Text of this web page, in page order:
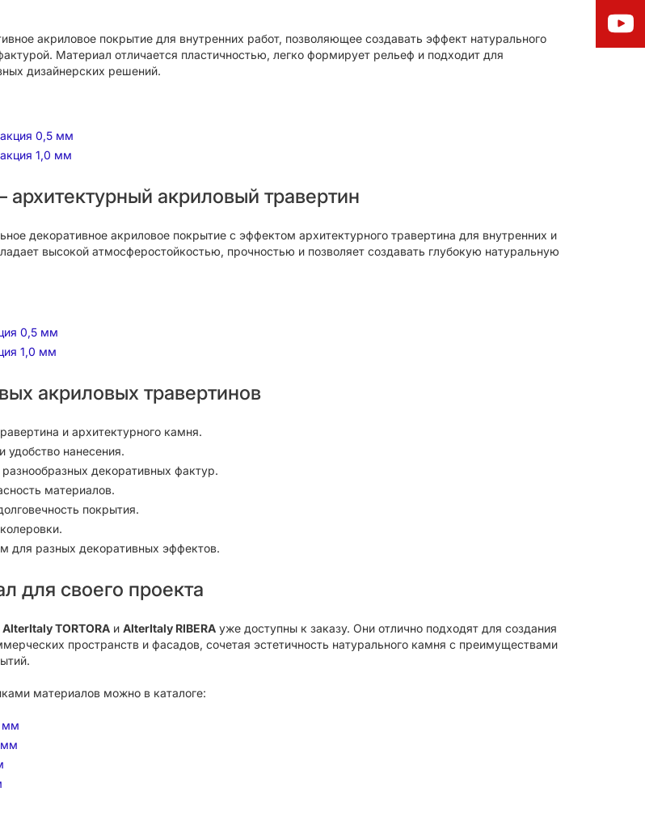
акриловое покрытие для внутренних работ, позволяющее создавать эффект натурального
Материал отличается пластичностью, легко формирует рельеф и подходит для
дизайнерских решений.
0,5 мм
1,0 мм
акриловый травертин
декоративное акриловое покрытие с эффектом архитектурного травертина для внутренних и
высокой атмосферостойкостью, прочностью и позволяет создавать глубокую натуральную
0,5 мм
1,0 мм
акриловых травертинов
и архитектурного камня.
удобство нанесения.
декоративных фактур.
материалов.
покрытия.
для разных декоративных эффектов.
для своего проекта
AlterItaly TORTORA и AlterItaly RIBERA уже доступны к заказу. Они отлично подходят для создания
пространств и фасадов, сочетая эстетичность натурального камня с преимуществами
материалов можно в каталоге:
мм
мм